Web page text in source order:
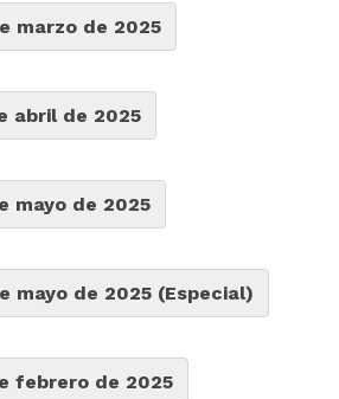
marzo de 2025
abril de 2025
mayo de 2025
mayo de 2025 (Especial)
febrero de 2025